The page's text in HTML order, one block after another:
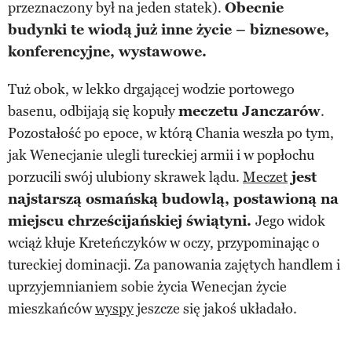
przeznaczony był na jeden statek). Obecnie
budynki te wiodą już inne życie – biznesowe,
konferencyjne, wystawowe.
Tuż obok, w lekko drgającej wodzie portowego
basenu, odbijają się kopułymeczetu Janczarów.
Pozostałość po epoce, w którą Chania weszła po tym,
jak Wenecjanie ulegli tureckiej armii i w popłochu
porzucili swój ulubiony skrawek lądu. Meczet jest
najstarszą osmańską budowlą, postawioną na
miejscu chrześcijańskiej świątyni. Jego widok
wciąż kłuje Kreteńczyków w oczy, przypominając o
tureckiej dominacji. Za panowania zajętych handlem i
uprzyjemnianiem sobie życia Wenecjan życie
mieszkańcówwyspyjeszcze się jakoś układało.